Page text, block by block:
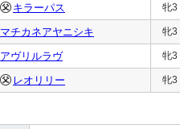
キラーパス 牝3
マチカネアヤニシキ 牝3
アヴリルラヴ 牝3
レオリリー 牝3